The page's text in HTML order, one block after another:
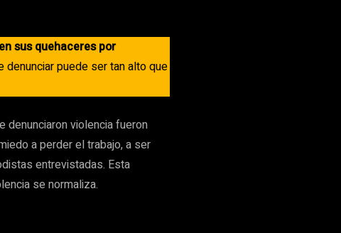
sus quehaceres por
puede ser tan alto que
denunciaron violencia fueron
a perder el trabajo, a ser
entrevistadas. Esta
se normaliza.